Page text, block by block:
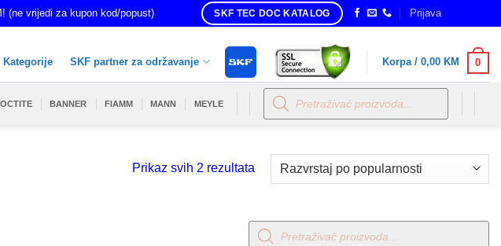
(ne vrijedi za kupon kod/popust) SKF TEC DOC KATALOG Prijava
Kategorije SKF partner za održavanje Korpa / 0,00 KM 0
BANNER FIAMM MANN MEYLE
Products
search
Prikaz svih 2 rezultataSorted
Products
search